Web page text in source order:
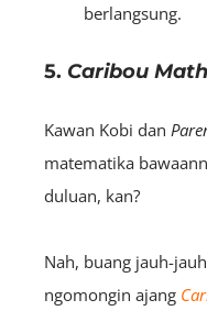
berlangsung.
5. Caribou
Kawan Kobi dan
matematika
duluan, kan?
Nah, buang jauh-
ngomongin ajang